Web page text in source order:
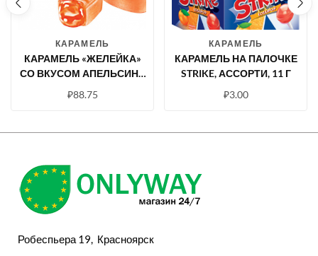
КАРАМЕЛЬ
КАРАМЕЛЬ «ЖЕЛЕЙКА»
СО ВКУСОМ АПЕЛЬСИНА
₽88.75
КАРАМЕЛЬ
КАРАМЕЛЬ НА ПАЛОЧКЕ
STRIKE, АССОРТИ, 11 Г
₽3.00
Робеспьера 19, Красноярск